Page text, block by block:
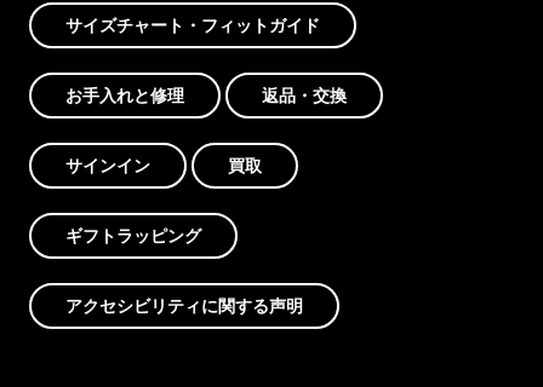
サイズチャート・フィットガイド
お手入れと修理 返品・交換
サインイン 買取
ギフトラッピング
アクセシビリティに関する声明